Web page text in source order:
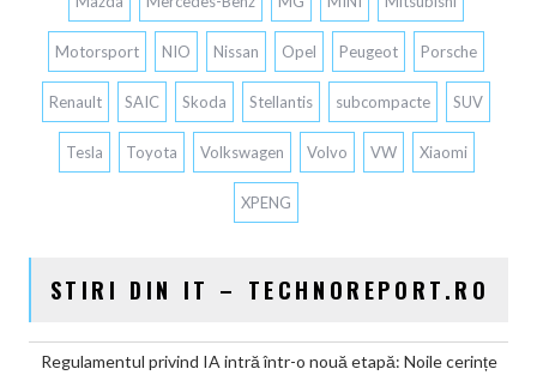
Motorsport NIO Nissan Opel Peugeot Porsche
Renault SAIC Skoda Stellantis subcompacte SUV
Tesla Toyota Volkswagen Volvo VW Xiaomi
XPENG
STIRI DIN IT – TECHNOREPORT.RO
Regulamentul privind IA intră într-o nouă etapă: Noile cerințe